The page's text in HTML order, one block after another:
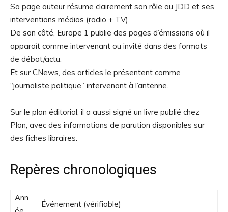
Sa page auteur résume clairement son rôle au JDD et ses
interventions médias (radio + TV).
De son côté, Europe 1 publie des pages d’émissions où il
apparaît comme intervenant ou invité dans des formats
de débat/actu.
Et sur CNews, des articles le présentent comme
“journaliste politique” intervenant à l’antenne.
Sur le plan éditorial, il a aussi signé un livre publié chez
Plon, avec des informations de parution disponibles sur
des fiches libraires.
Repères chronologiques
Ann
Événement (vérifiable)